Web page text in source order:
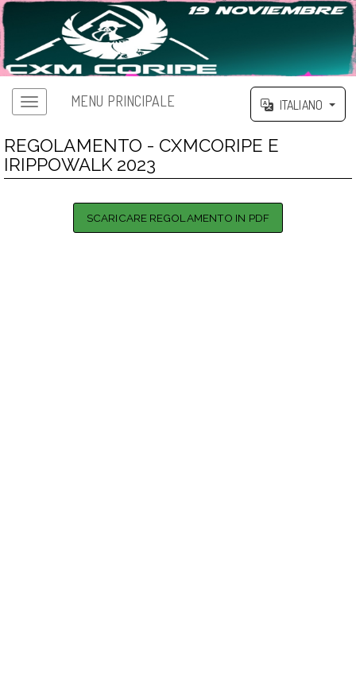
MENU PRINCIPALE ITALIANO
REGOLAMENTO - CXMCORIPE E
IRIPPOWALK 2023
SCARICARE REGOLAMENTO IN PDF